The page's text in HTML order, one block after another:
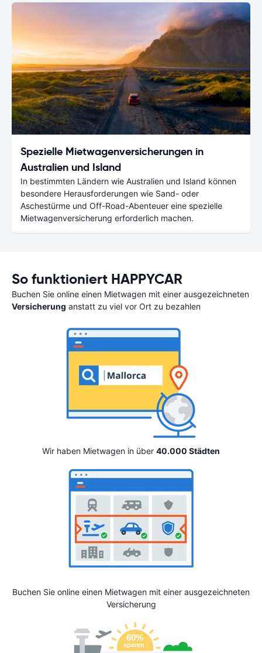
Spezielle Mietwagenversicherungen in
Australien und Island
In bestimmten Ländern wie Australien und Island können
besondere Herausforderungen wie Sand- oder
Aschestürme und Off-Road-Abenteuer eine spezielle
Mietwagenversicherung erforderlich machen.
So funktioniert HAPPYCAR
Buchen Sie online einen Mietwagen mit einer ausgezeichneten
Versicherung anstatt zu viel vor Ort zu bezahlen
Wir haben Mietwagen in über 40.000 Städten
Buchen Sie online einen Mietwagen mit einer ausgezeichneten
Versicherung